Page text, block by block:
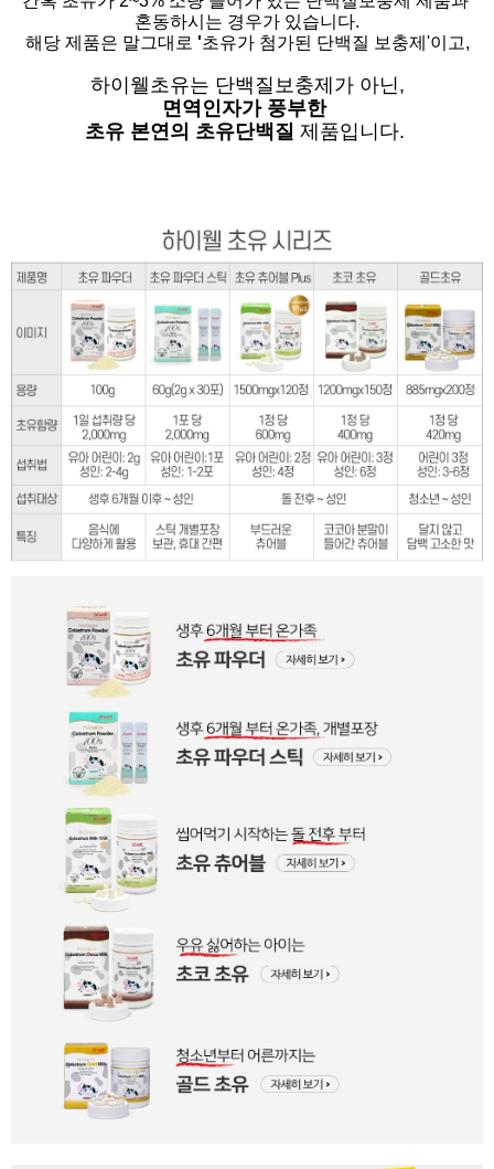
혼동하시는 경우가 있습니다.
해당 제품은 말그대로 '초유가 첨가된 단백질 보충제'이고,
하이웰초유는 단백질보충제가 아닌,
면역인자가 풍부한
초유 본연의 초유단백질 제품입니다.